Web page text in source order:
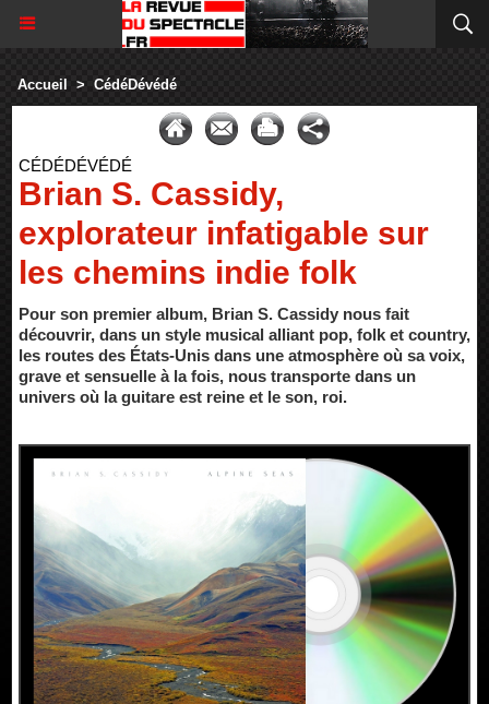
Accueil > CédéDévédé
CÉDÉDÉVÉDÉ
Brian S. Cassidy,
explorateur infatigable sur
les chemins indie folk
Pour son premier album, Brian S. Cassidy nous fait
découvrir, dans un style musical alliant pop, folk et country,
les routes des États-Unis dans une atmosphère où sa voix,
grave et sensuelle à la fois, nous transporte dans un
univers où la guitare est reine et le son, roi.